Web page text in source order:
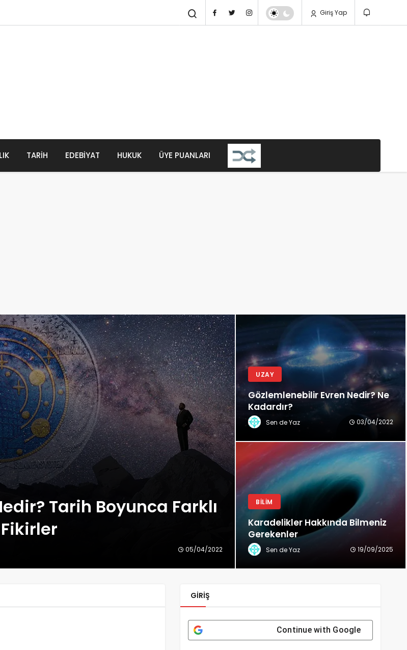
Giriş Yap
TARIH EDEBIYAT HUKUK ÜYE PUANLARI
Tarih Boyunca Farklı
05/04/2022
UZAY
Gözlemlenebilir Evren Nedir? Ne
Kadardır?
Sen de Yaz 03/04/2022
BILIM
Karadelikler Hakkında Bilmeniz
Gerekenler
Sen de Yaz 19/09/2025
GIRIŞ
Continue with Google